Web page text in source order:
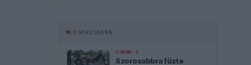
LEGFRISSEBB
FORMA-1
Szorosabbra fűzte